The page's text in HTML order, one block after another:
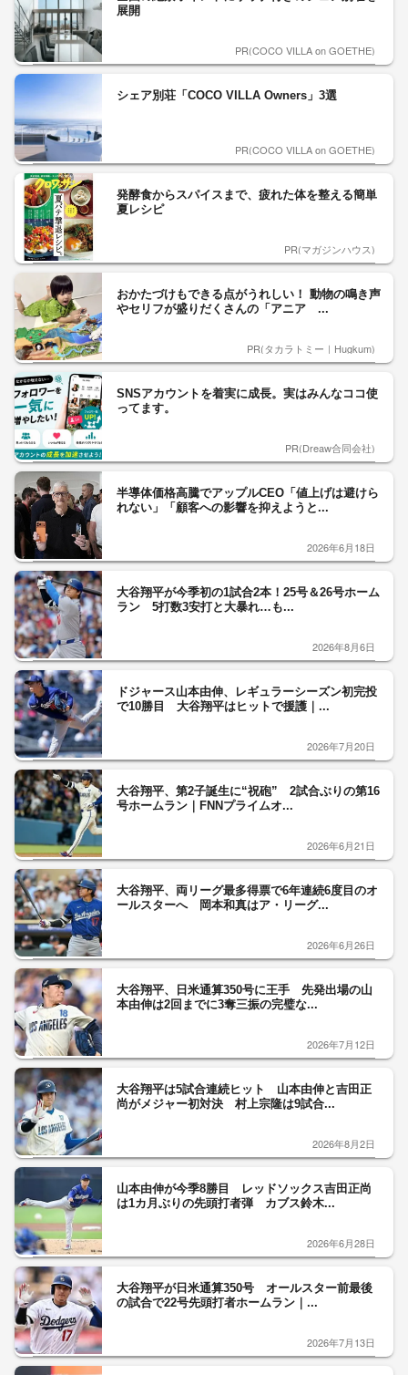
展開
PR(COCO VILLA on GOETHE)
シェア別荘「COCO VILLA Owners」3選
PR(COCO VILLA on GOETHE)
発酵食からスパイスまで、疲れた体を整える簡単
夏レシピ
PR(マガジンハウス)
おかたづけもできる点がうれしい！ 動物の鳴き声
やセリフが盛りだくさんの「アニア ...
PR(タカラトミー｜Hugkum)
SNSアカウントを着実に成長。実はみんなココ使
ってます。
PR(Dreaw合同会社)
半導体価格高騰でアップルCEO「値上げは避けら
れない」「顧客への影響を抑えようと...
2026年6月18日
大谷翔平が今季初の1試合2本！25号＆26号ホーム
ラン 5打数3安打と大暴れ…も...
2026年8月6日
ドジャース山本由伸、レギュラーシーズン初完投
で10勝目 大谷翔平はヒットで援護｜...
2026年7月20日
大谷翔平、第2子誕生に“祝砲” 2試合ぶりの第16
号ホームラン｜FNNプライムオ...
2026年6月21日
大谷翔平、両リーグ最多得票で6年連続6度目のオ
ールスターへ 岡本和真はア・リーグ...
2026年6月26日
大谷翔平、日米通算350号に王手 先発出場の山
本由伸は2回までに3奪三振の完璧な...
2026年7月12日
大谷翔平は5試合連続ヒット 山本由伸と吉田正
尚がメジャー初対決 村上宗隆は9試合...
2026年8月2日
山本由伸が今季8勝目 レッドソックス吉田正尚
は1カ月ぶりの先頭打者弾 カブス鈴木...
2026年6月28日
大谷翔平が日米通算350号 オールスター前最後
の試合で22号先頭打者ホームラン｜...
2026年7月13日